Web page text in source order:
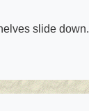
slide down.